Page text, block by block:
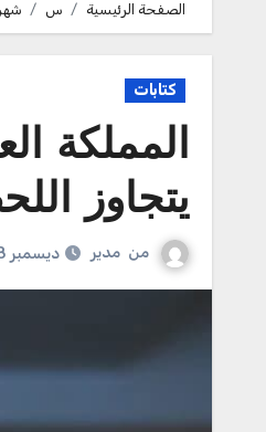
الصفحة الرئيسية س شهر
كتابات
المملكة
يتجاوز
من مدير ديسمبر 18, 2025